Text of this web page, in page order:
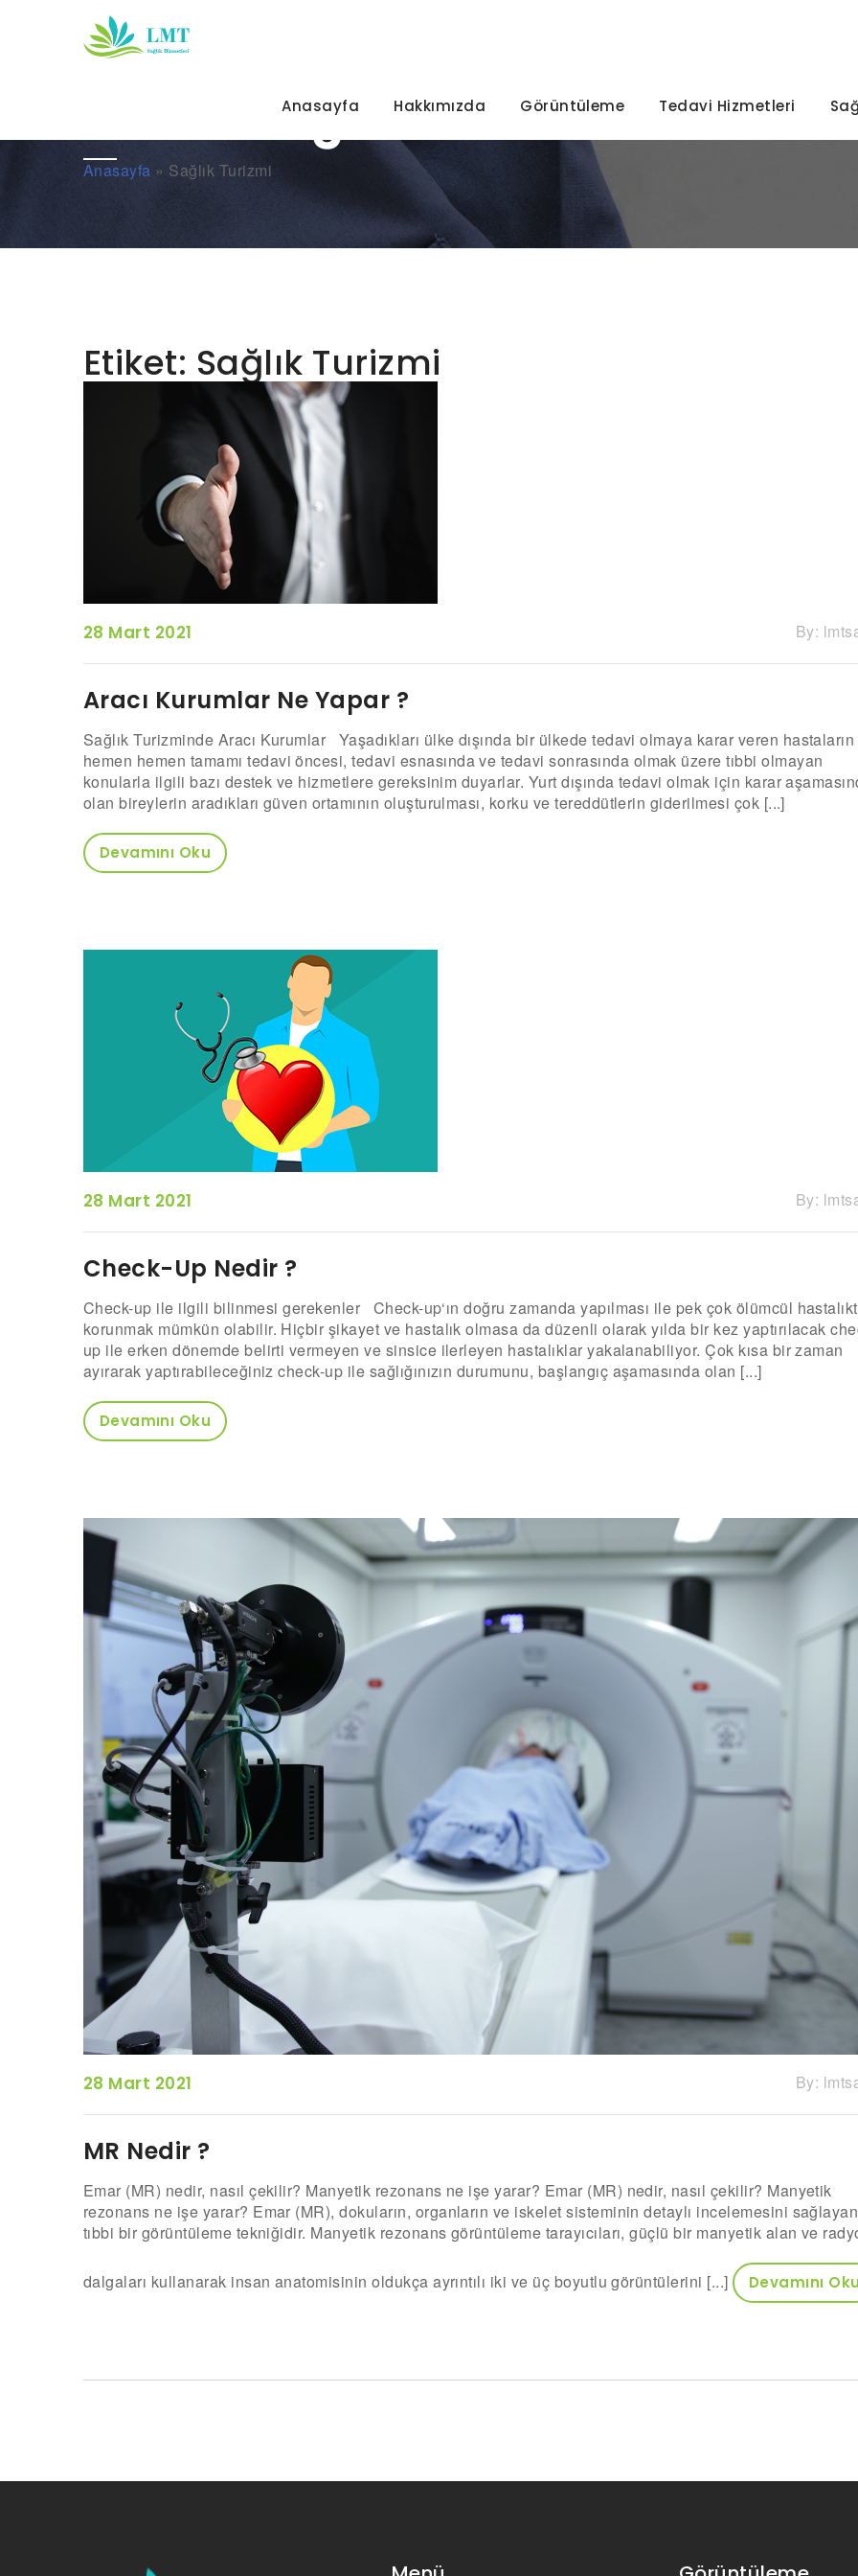
Anasayfa Hakkımızda Görüntüleme Tedavi Hizmetleri
Sağlık Turizmi
Anasayfa » Sağlık Turizmi
Etiket: Sağlık Turizmi
28 Mart 2021 By:
Aracı Kurumlar Ne Yapar ?
Sağlık Turizminde Aracı Kurumlar Yaşadıkları ülke dışında bir ülkede tedavi olmaya karar veren hastaların
hemen hemen tamamı tedavi öncesi, tedavi esnasında ve tedavi sonrasında olmak üzere tıbbi olmayan
konularla ilgili bazı destek ve hizmetlere gereksinim duyarlar. Yurt dışında tedavi olmak için karar
olan bireylerin aradıkları güven ortamının oluşturulması, korku ve tereddütlerin giderilmesi çok [...]
Devamını Oku
28 Mart 2021 By:
Check-Up Nedir ?
Check-up ile ilgili bilinmesi gerekenler Check-up‘ın doğru zamanda yapılması ile pek çok ölümcül
korunmak mümkün olabilir. Hiçbir şikayet ve hastalık olmasa da düzenli olarak yılda bir kez yaptırılacak
up ile erken dönemde belirti vermeyen ve sinsice ilerleyen hastalıklar yakalanabiliyor. Çok kısa bir zaman
ayırarak yaptırabileceğiniz check-up ile sağlığınızın durumunu, başlangıç aşamasında olan [...]
Devamını Oku
28 Mart 2021 By:
MR Nedir ?
Emar (MR) nedir, nasıl çekilir? Manyetik rezonans ne işe yarar? Emar (MR) nedir, nasıl çekilir? Manyetik
rezonans ne işe yarar? Emar (MR), dokuların, organların ve iskelet sisteminin detaylı incelemesini sağlayan
tıbbi bir görüntüleme tekniğidir. Manyetik rezonans görüntüleme tarayıcıları, güçlü bir manyetik alan ve
dalgaları kullanarak insan anatomisinin oldukça ayrıntılı iki ve üç boyutlu görüntülerini [...] Devamını Oku